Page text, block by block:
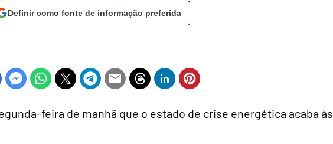
Definir como fonte de informação preferida
feira de manhã que o estado de crise energética acaba às